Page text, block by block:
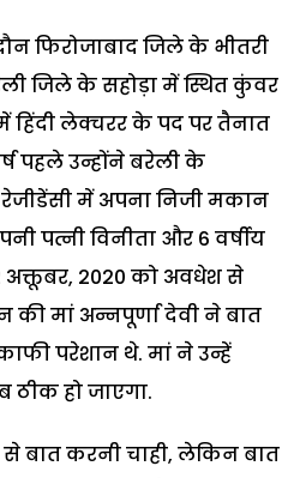
फिरोजाबाद जिले के भीतरी
जिले के सहोड़ा में स्थित कुंवर
लेक्चरर के पद पर तैनात
पहले उन्होंने बरेली के
में अपना निजी मकान
पत्नी विनीता और 6 वर्षीय
2020 को अवधेश से
की मां अन्नपूर्णा देवी ने बात
परेशान थे. मां ने उन्हें
ठीक हो जाएगा.
बात करनी चाही, लेकिन बात